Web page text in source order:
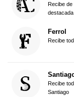
Recibe de
Ferrol
Recibe
Recibe
Santiago